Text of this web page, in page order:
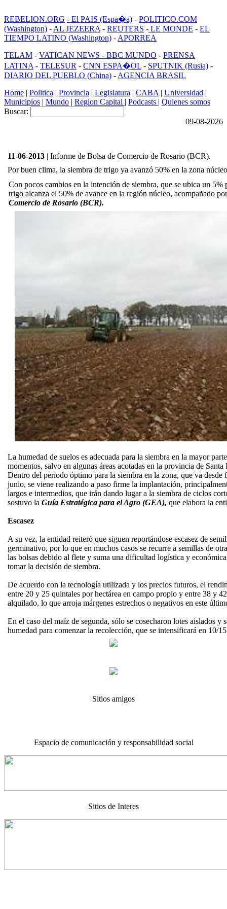
REBELION.ORG - El PAIS (Espa�a) - POLITICO.COM
(Washington) - AL JEZEERA - REUTERS - LE MONDE - EL
TIEMPO LATINO (Washington) - APORREA
TELAM - VATICAN NEWS - BBC MUNDO - PRENSA
LATINA - TELESUR - CNN ESPA�OL - SPUTNIK (Rusia) -
DIARIO DEL PUEBLO (China) - AGENCIA BRASIL
Home | Politica | Provincia | Legislatura | CABA | Universidad |
Municipios | Mundo | Region Capital | Podcasts | Quienes somos
Buscar:
09-08-2026
11-06-2013 | Informe de Bolsa de Comercio de Rosario (BCR).
Por buen clima, la siembra de trigo ya avanzó 50% en la zona núcleo
Con pocos cambios en la intención de siembra, que se ubica un 5%
trigo alcanza el 50% de avance en la región núcleo, acompañado
Comercio de Rosario (BCR).
La humedad de suelos es adecuada para la siembra en la mayor
momentos, salvo en algunas áreas acotadas en la provincia de
Dentro del período óptimo para la siembra en la zona, que va desde
junio, se viene realizando a paso firme la implantación,
largos e intermedios, que irán dando lugar a la siembra de ciclos
sostuvo la Guía Estratégica para el Agro (GEA), que elabora la
Escasez
A su vez, la entidad reiteró que siguen reportándose escasez de
germinativo, por lo que en muchos casos se recurre a semillas de
las bolsas debido al flete y suma una dificultad logística y
tomar la decisión de siembra.
De acuerdo con la tecnología utilizada y los precios futuros, el
entre 20 y 25 quintales por hectárea en campo propio y entre 38 y
alquilado, lo que arroja márgenes estrechos o negativos en este
En el caso del maíz de segunda, sólo se cosecharon lotes aislados y
humedad para comenzar la recolección, que se intensificará en 10/
Sitios amigos
Espacio de comunicación y responsabilidad social
Sitios de Interes